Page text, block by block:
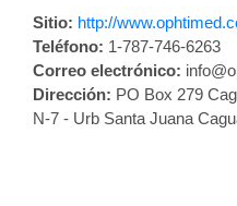
Sitio: http://
Teléfono: 1-787-746-6263
Correo electrónico:
Dirección: PO Box 279
N-7 - Urb Santa Juana